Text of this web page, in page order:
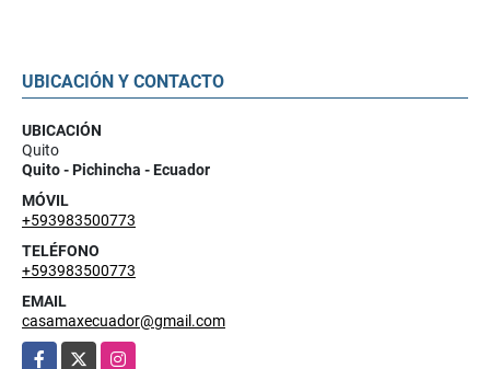
UBICACIÓN Y CONTACTO
UBICACIÓN
Quito
Quito - Pichincha - Ecuador
MÓVIL
+593983500773
TELÉFONO
+593983500773
EMAIL
casamaxecuador@gmail.com
Facebook
Instagram